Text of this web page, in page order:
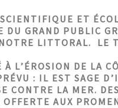
ET
GRAND PUBLIC
LITTORAL. LE
L’ÉROSION DE LA
: IL EST SAGE
CONTRE LA MER.
AUX